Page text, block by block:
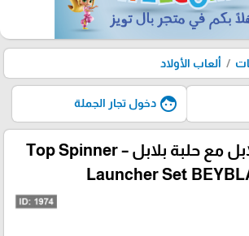
ألعاب الأولاد
face دخول تجار الجملة
لعبة قاذف بلابل مع حلبة بلابل – Top Spinner
Launcher Set